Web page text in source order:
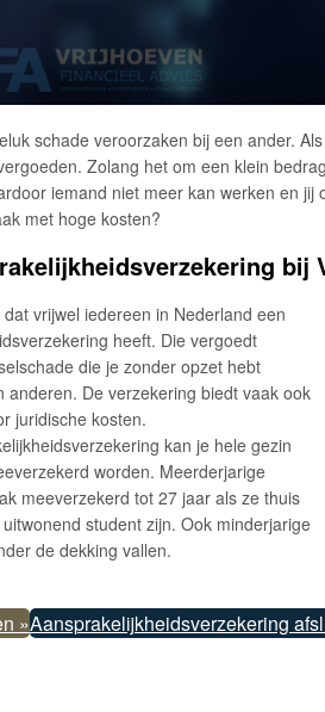
schade veroorzaken bij een ander.
Zolang het om een klein
iemand niet meer kan werken en
met hoge kosten?
bij
vrijwel iedereen in Nederland een
heeft. Die vergoedt
die je zonder opzet hebt
anderen. De verzekering biedt vaak ook
juridische kosten.
kan je hele gezin
worden. Meerderjarige
meeverzekerd tot 27 jaar als ze thuis
student zijn. Ook minderjarige
de dekking vallen.
»Aansprakelijkheidsverzekering